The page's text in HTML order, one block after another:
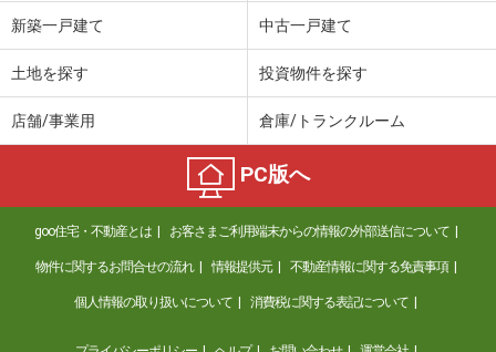
4.10万円
鹿児島県日置市東市来町長里
4.20万円
住 所
鹿児島県日置市東市来町長里
専有面積 51.67m²
間取り
2LDK
鹿児島県出水市向江町
新築一戸建て 中古一戸建て
土地を探す 投資物件を探す
店舗/事業用 倉庫/トランクルーム
PC版へ
goo住宅・不動産とは お客さまご利用端末からの情報の外部送信について
物件に関するお問合せの流れ 情報提供元 不動産情報に関する免責事項
個人情報の取り扱いについて 消費税に関する表記について